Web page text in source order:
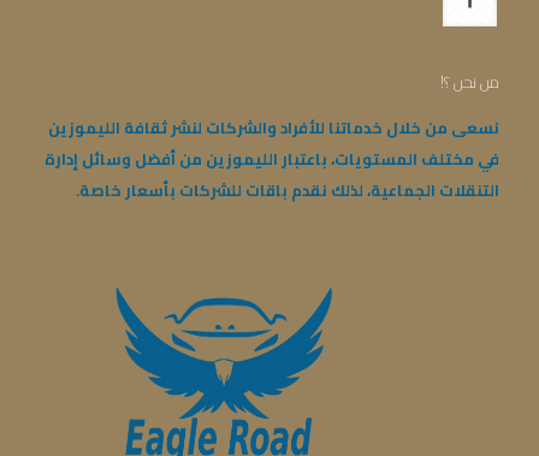
من نحن ؟!
نسعى من خلال خدماتنا للأفراد والشركات لنشر ثقافة الليموزين
في مختلف المستويات، باعتبار الليموزين من أفضل وسائل إدارة
التنقلات الجماعية، لذلك نقدم باقات للشركات بأسعار خاصة.